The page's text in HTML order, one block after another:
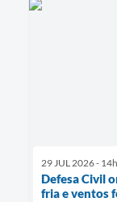
29 JUL 2026 -
Defesa Civil
fria e ventos